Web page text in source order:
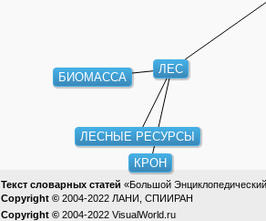
ЛЕС
ЛЕСНЫЕ РЕСУРСЫ
БИОМАССА
КРОН
Текст словарных статей «Большой
Copyright © 2004-2022 ЛАНИ, СПИИРАН
Copyright © 2004-2022 VisualWorld.ru